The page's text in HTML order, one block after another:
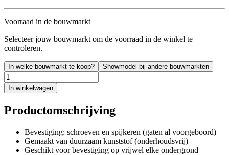
Voorraad in de bouwmarkt
Selecteer jouw bouwmarkt om de voorraad in de winkel te
controleren.
In welke bouwmarkt te koop? Showmodel bij andere bouwmarkten
In winkelwagen
Productomschrijving
Bevestiging: schroeven en spijkeren (gaten al voorgeboord)
Gemaakt van duurzaam kunststof (onderhoudsvrij)
Geschikt voor bevestiging op vrijwel elke ondergrond